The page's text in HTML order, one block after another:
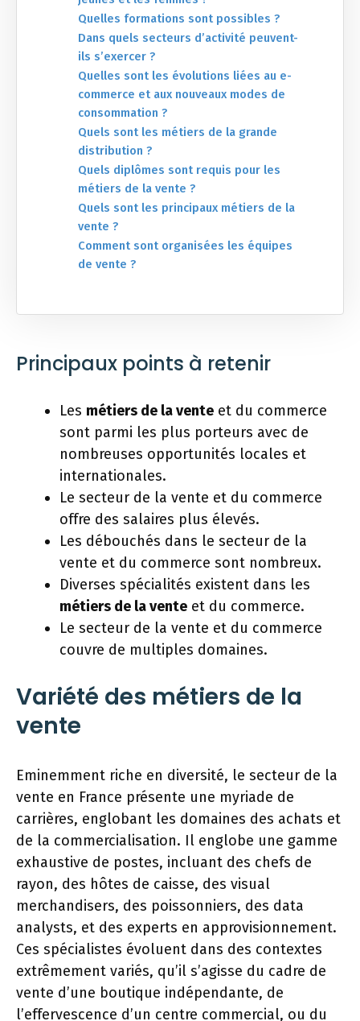
Quelles formations sont possibles ?
Dans quels secteurs d’activité peuvent-
ils s’exercer ?
Quelles sont les évolutions liées au e-
commerce et aux nouveaux modes de
consommation ?
Quels sont les métiers de la grande
distribution ?
Quels diplômes sont requis pour les
métiers de la vente ?
Quels sont les principaux métiers de la
vente ?
Comment sont organisées les équipes
de vente ?
Principaux points à retenir
Les métiers de la vente et du commerce
sont parmi les plus porteurs avec de
nombreuses opportunités locales et
internationales.
Le secteur de la vente et du commerce
offre des salaires plus élevés.
Les débouchés dans le secteur de la
vente et du commerce sont nombreux.
Diverses spécialités existent dans les
métiers de la vente et du commerce.
Le secteur de la vente et du commerce
couvre de multiples domaines.
Variété des métiers de la
vente
Eminemment riche en diversité, le secteur de la
vente en France présente une myriade de
carrières, englobant les domaines des achats et
de la commercialisation. Il englobe une gamme
exhaustive de postes, incluant des chefs de
rayon, des hôtes de caisse, des visual
merchandisers, des poissonniers, des data
analysts, et des experts en approvisionnement.
Ces spécialistes évoluent dans des contextes
extrêmement variés, qu’il s’agisse du cadre de
vente d’une boutique indépendante, de
l’effervescence d’un centre commercial, ou du